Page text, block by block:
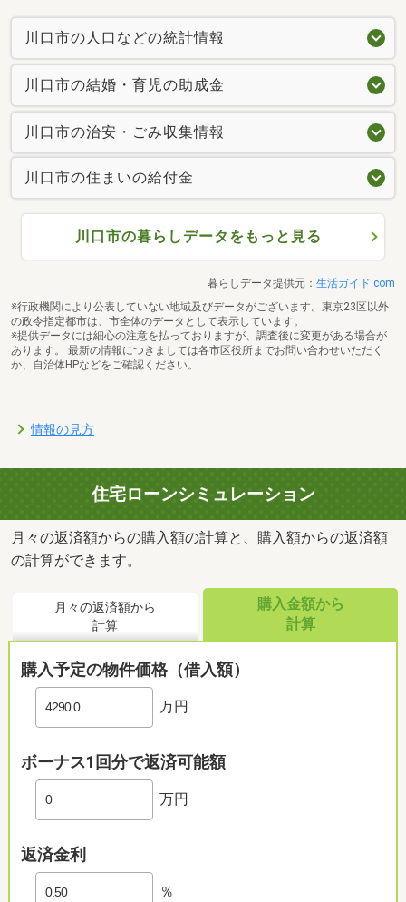
川口市の人口などの統計情報
川口市の結婚・育児の助成金
川口市の治安・ごみ収集情報
川口市の住まいの給付金
川口市の暮らしデータをもっと見る
暮らしデータ提供元： 生活ガイド.com
※行政機関により公表していない地域及びデータがございます。東京23区以外
の政令指定都市は、市全体のデータとして表示しています。
※提供データには細心の注意を払っておりますが、調査後に変更がある場合が
あります。 最新の情報につきましては各市区役所までお問い合わせいただく
か、自治体HPなどをご確認ください。
情報の見方
住宅ローンシミュレーション
月々の返済額からの購入額の計算と、購入額からの返済額
の計算ができます。
月々の返済額から
計算
購入金額から
計算
購入予定の物件価格（借入額）
万円
ボーナス1回分で返済可能額
万円
返済金利
％